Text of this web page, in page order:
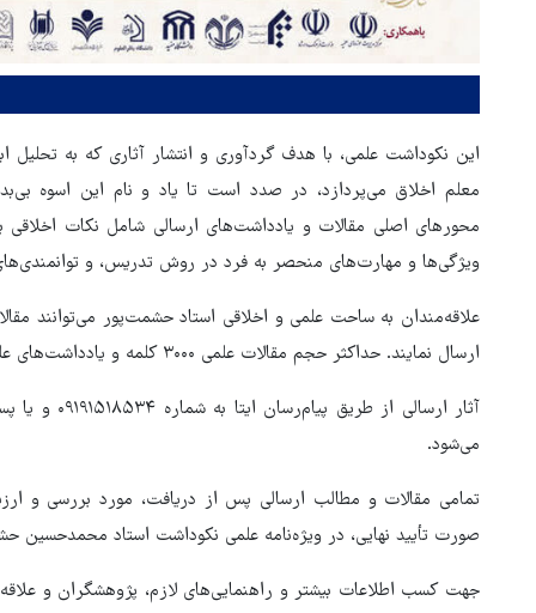
این نکوداشت علمی، با هدف گردآوری و انتشار آثاری که به
معلم اخلاق می‌پردازد، در صدد است تا یاد و نام این اسوه
محورهای اصلی مقالات و یادداشت‌های ارسالی شامل نکات اخلاقی
ویژگی‌ها و مهارت‌های منحصر به فرد در روش تدریس، و
ارسال نمایند. حداکثر حجم مقالات علمی ۳۰۰۰ کلمه و یادداشت‌های علمی ۲۰۰۰ کلمه در نظر گرفته شده است.
می‌شود.
تمامی مقالات و مطالب ارسالی پس از دریافت، مورد بررسی و
صورت تأیید نهایی، در ویژه‌نامه علمی نکوداشت استاد محمدحسین